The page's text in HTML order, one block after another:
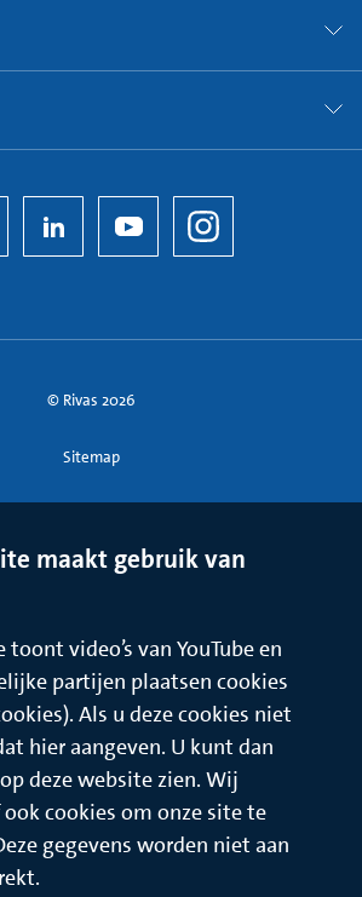
© Rivas 2026
Sitemap
maakt gebruik van
toont video’s van YouTube en
partijen plaatsen cookies
Als u deze cookies niet
hier aangeven. U kunt dan
op deze website zien. Wij
cookies om onze site te
gegevens worden niet aan